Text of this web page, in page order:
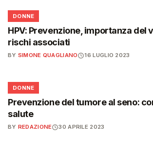
🌸
DONNE
HPV: Prevenzione, importanza del
rischi associati
BY SIMONE QUAGLIANO 16 LUGLIO 2023
🌸
DONNE
Prevenzione del tumore al seno:
salute
BY REDAZIONE 30 APRILE 2023